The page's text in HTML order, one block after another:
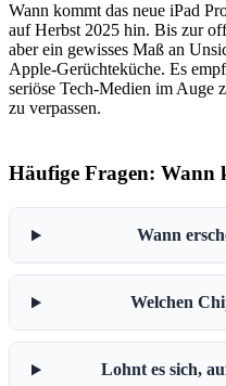
Wann kommt das neue iPad
auf Herbst 2025 hin. Bis zur
aber ein gewisses Maß an
Apple-Gerüchteküche. Es
seriöse Tech-Medien im Auge
zu verpassen.
Häufige Fragen: Wann
Wann
Welchen
Lohnt es sich,